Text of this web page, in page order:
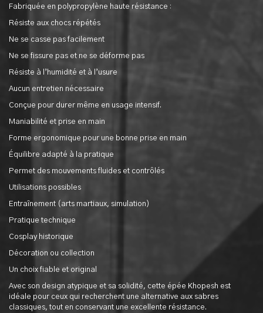
Fabriquée en polypropylène haute résistance :
Résiste aux chocs répétés
Ne se casse pas facilement
Ne se fissure pas et ne se déforme pas
Résiste à l’humidité et à l’usure
Aucun entretien nécessaire
Conçue pour durer même en usage intensif.
Maniabilité et prise en main
Forme ergonomique pour une bonne prise en main
Équilibre adapté à la pratique
Permet des mouvements fluides et contrôlés
Utilisations possibles
Entraînement (arts martiaux, simulation)
Pratique technique
Cosplay historique
Décoration ou collection
Un choix fiable et original
Avec son design atypique et sa solidité, cette épée Khopesh est
idéale pour ceux qui recherchent une alternative aux sabres
classiques, tout en conservant une excellente résistance.